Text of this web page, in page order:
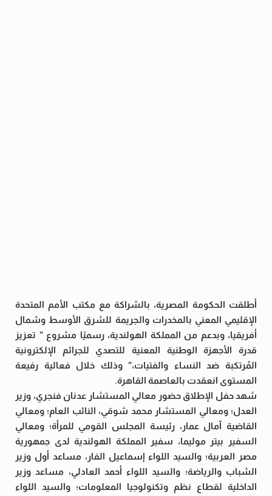
أطلقت الحكومة المصرية، بالشراكة مع مكتب الأمم المتحدة
الإقليمي المعني بالمخدرات والجريمة للشرق الأوسط وشمال
أفريقيا، وبدعم من المملكة الهولندية، رسميًا مشروع ” تعزيز
قدرة الأجهزة الوطنية المعنية للتصدي للجرائم الإلكترونية
المُرتكبة ضد النساء والفتيات،” وذلك خلال فعالية رفيعة
المستوى انعقدت بالعاصمة القاهرة.
شهد حفل الإطلاق حضور معالي المستشار عدنان فنجري، وزير
العدل؛ ومعالي المستشار محمد شوقي، النائب العام؛ ومعالي
القاضية آمال عمار، رئيسة المجلس القومي للمرأة؛ ومعالي
السفير بيتر موليما، سفير المملكة الهولندية لدى جمهورية
مصر العربية؛ والسيد اللواء إسماعيل الفار، مساعد أول وزير
الشباب والرياضة؛ والسيد اللواء أحمد العادلي، مساعد وزير
الداخلية لقطاع نظم وتكنولوجيا المعلومات؛ والسيد اللواء